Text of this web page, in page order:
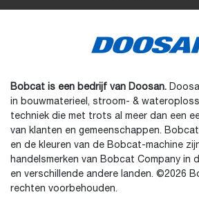
Bobcat is een bedrijf van Doosan.
in bouwmaterieel, stroom- &
techniek die met trots al meer dan een
van klanten en gemeenschappen.
en de kleuren van de Bobcat-machine
handelsmerken van Bobcat Company in
en verschillende andere landen. ©2026
rechten voorbehouden.